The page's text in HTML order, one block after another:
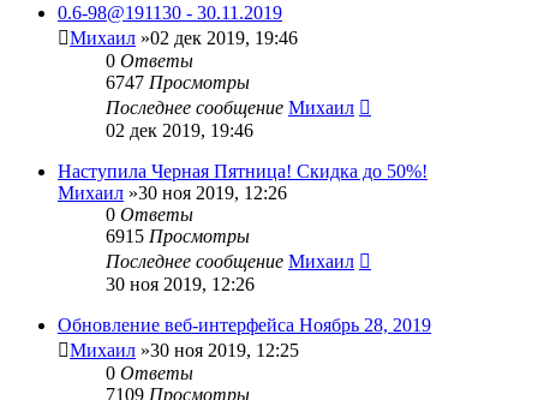
0.6-98@191130 - 30.11.2019
Михаил »02 дек 2019, 19:46
0 Ответы
6747 Просмотры
Последнее сообщение Михаил
02 дек 2019, 19:46
Наступила Черная Пятница! Скидка до 50%!
Михаил »30 ноя 2019, 12:26
0 Ответы
6915 Просмотры
Последнее сообщение Михаил
30 ноя 2019, 12:26
Обновление веб-интерфейса Ноябрь 28, 2019
Михаил »30 ноя 2019, 12:25
0 Ответы
7109 Просмотры